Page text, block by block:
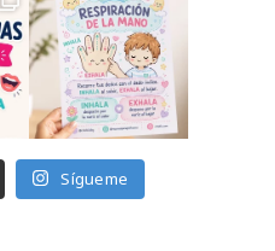
Sígueme